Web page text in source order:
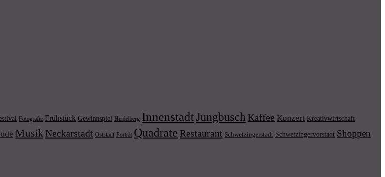
Fotografie Frühstück Gewinnspiel Heidelberg InnenstadtJungbusch Kaffee Konzert Kreativwirtschaft
Musik Neckarstadt Oststadt Porträt Quadrate Restaurant Schwetzingerstadt Schwetzingervorstadt Shoppen